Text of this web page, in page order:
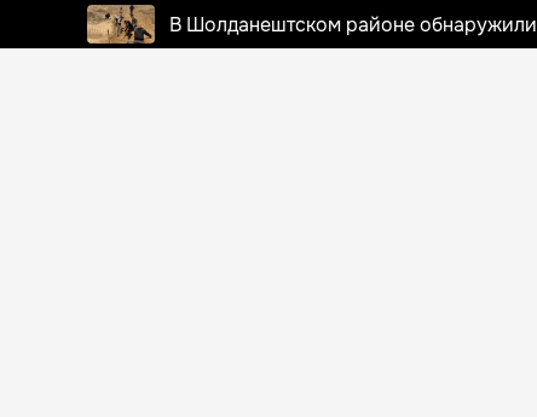
В Шолданештском районе